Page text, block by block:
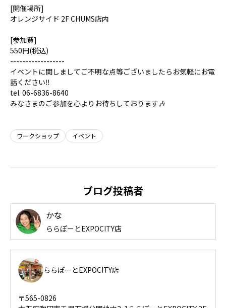
[開催場所]
オレンジサイド 2F CHUMS店内
[参加費]
550円(税込)
------------------
イベントに関しましてご不明な点等ございましたらお気軽にお電
話ください‼
tel. 06-6836-8640
みなさまのご参加を心よりお待ちしております🎶
ワークショップ イベント
ブログ投稿者
かな
ららぽーとEXPOCITY店
ららぽーとEXPOCITY店
〒565-0826